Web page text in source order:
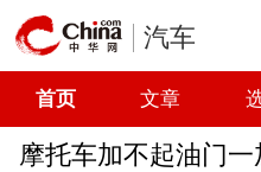
汽车
首页 文章
摩托车加不起油门一